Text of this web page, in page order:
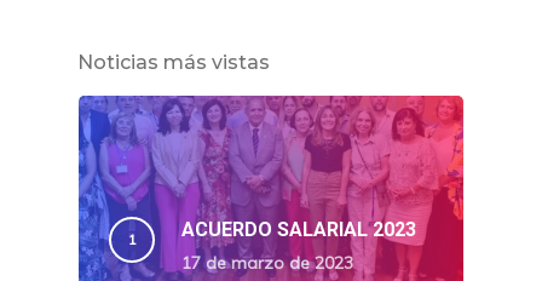
Noticias más vistas
ACUERDO SALARIAL 2023
17 de marzo de 2023